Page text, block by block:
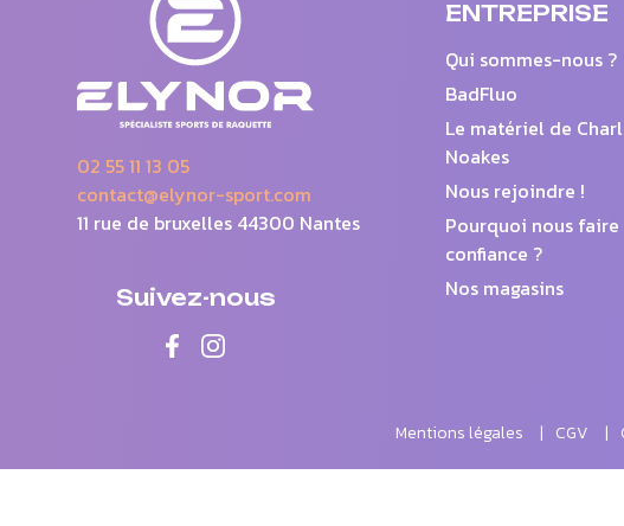
02 55 11 13 05
contact@elynor-sport.com
11 rue de bruxelles 44300 Nantes
Suivez-nous
ENTREPRISE
Qui sommes-nous ?
BadFluo
Le matériel de
Noakes
Nous rejoindre !
Pourquoi nous faire
confiance ?
Nos magasins
Mentions légales CGV